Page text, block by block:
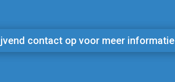
contact op voor meer informatie